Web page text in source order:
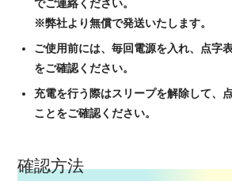
でご連絡ください。
※弊社より無償で発送いたします。
ご使用前には、毎回電源を入れ、点字
をご確認ください。
充電を行う際はスリープを解除して、
ことをご確認ください。
確認方法